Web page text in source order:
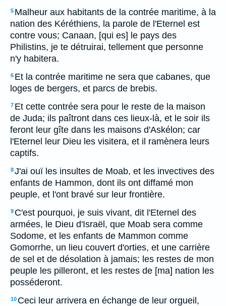
5 Malheur aux habitants de la contrée maritime, à la
nation des Kéréthiens, la parole de l'Eternel est
contre vous; Canaan, [qui es] le pays des
Philistins, je te détruirai, tellement que personne
n'y habitera.
6 Et la contrée maritime ne sera que cabanes, que
loges de bergers, et parcs de brebis.
7 Et cette contrée sera pour le reste de la maison
de Juda; ils paîtront dans ces lieux-là, et le soir ils
feront leur gîte dans les maisons d'Askélon; car
l'Eternel leur Dieu les visitera, et il ramènera leurs
captifs.
8J'ai ouï les insultes de Moab, et les invectives des
enfants de Hammon, dont ils ont diffamé mon
peuple, et l'ont bravé sur leur frontière.
9 C'est pourquoi, je suis vivant, dit l'Eternel des
armées, le Dieu d'Israël, que Moab sera comme
Sodome, et les enfants de Mammon comme
Gomorrhe, un lieu couvert d'orties, et une carrière
de sel et de désolation à jamais; les restes de mon
peuple les pilleront, et les restes de [ma] nation les
posséderont.
10 Ceci leur arrivera en échange de leur orgueil,